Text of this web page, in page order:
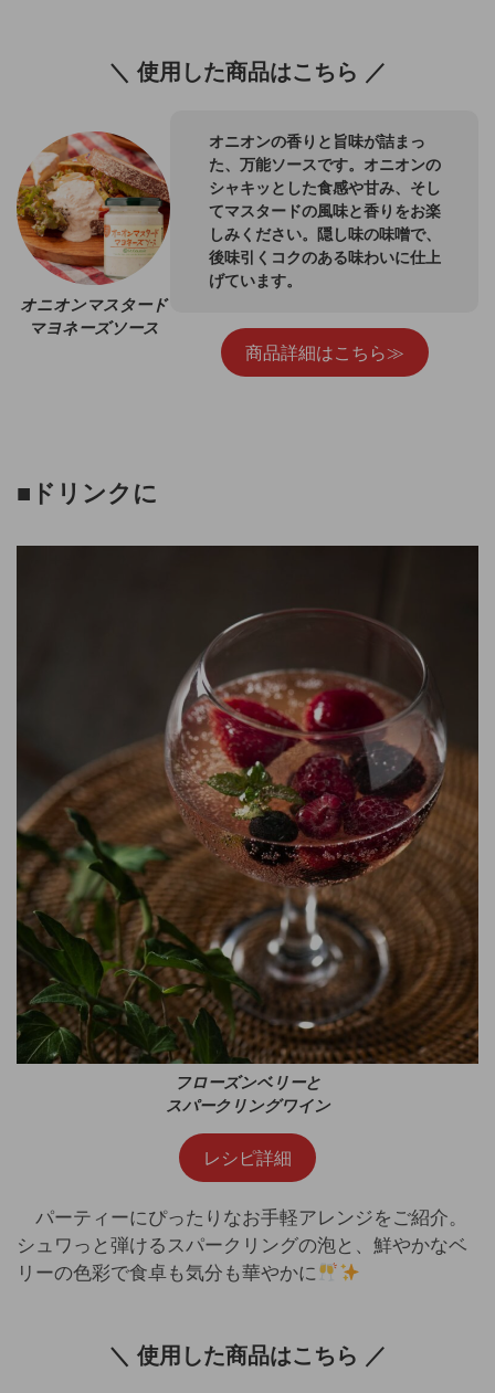
＼ 使用した商品はこちら ／
オニオンマスタード
マヨネーズソース
オニオンの香りと旨味が詰まっ
た、万能ソースです。オニオンの
シャキッとした食感や甘み、そし
てマスタードの風味と香りをお楽
しみください。隠し味の味噌で、
後味引くコクのある味わいに仕上
げています。
商品詳細はこちら≫
■ ドリンクに
フローズンベリーと
スパークリングワイン
レシピ詳細
パーティーにぴったりなお手軽アレンジをご紹介。
シュワっと弾けるスパークリングの泡と、鮮やかなベ
リーの色彩で食卓も気分も華やかに
＼ 使用した商品はこちら ／